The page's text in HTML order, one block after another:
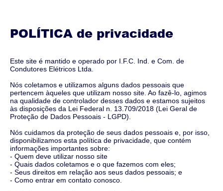
POLÍTICA de privacidade
Este site é mantido e operado por I.F.C. Ind. e Com. de
Condutores Elétricos Ltda.
Nós coletamos e utilizamos alguns dados pessoais que
pertencem àqueles que utilizam nosso site. Ao fazê-lo, agimos
na qualidade de controlador desses dados e estamos sujeitos
às disposições da Lei Federal n. 13.709/2018 (Lei Geral de
Proteção de Dados Pessoais - LGPD).
Nós cuidamos da proteção de seus dados pessoais e, por isso,
disponibilizamos esta política de privacidade, que contém
informações importantes sobre:
- Quem deve utilizar nosso site
- Quais dados coletamos e o que fazemos com eles;
- Seus direitos em relação aos seus dados pessoais; e
- Como entrar em contato conosco.